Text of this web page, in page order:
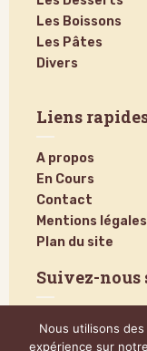
Les Boissons
Les Pâtes
Divers
Liens
A propos
En Cours
Contact
Mentions légales
Plan du site
Suivez-nous
Nous utilisons
expérience sur